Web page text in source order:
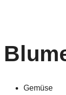
Gemüse